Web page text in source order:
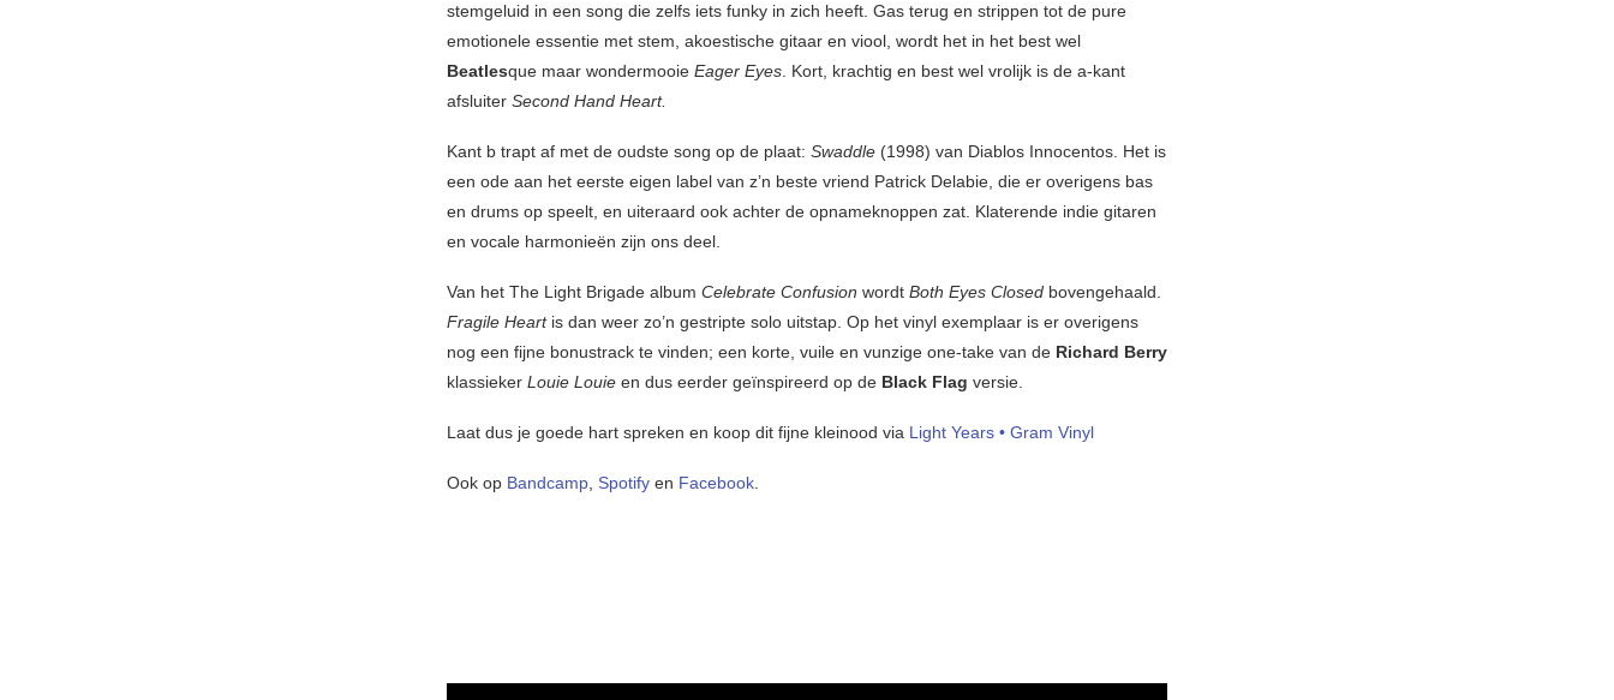
stemgeluid in een song die zelfs iets funky in zich heeft. Gas terug en strippen tot de pure
emotionele essentie met stem, akoestische gitaar en viool, wordt het in het best wel
Beatlesque maar wondermooie Eager Eyes. Kort, krachtig en best wel vrolijk is de a-kant
afsluiter Second Hand Heart.
Kant b trapt af met de oudste song op de plaat: Swaddle (1998) van Diablos Innocentos. Het is
een ode aan het eerste eigen label van z’n beste vriend Patrick Delabie, die er overigens bas
en drums op speelt, en uiteraard ook achter de opnameknoppen zat. Klaterende indie gitaren
en vocale harmonieën zijn ons deel.
Van het The Light Brigade album Celebrate Confusion wordt Both Eyes Closed bovengehaald.
Fragile Heartis dan weer zo’n gestripte solo uitstap. Op het vinyl exemplaar is er overigens
nog een fijne bonustrack te vinden; een korte, vuile en vunzige one-take van de Richard Berry
klassieker Louie Louie en dus eerder geïnspireerd op de Black Flag versie.
Laat dus je goede hart spreken en koop dit fijne kleinood via Light Years • Gram Vinyl
Ook op Bandcamp, Spotify en Facebook.